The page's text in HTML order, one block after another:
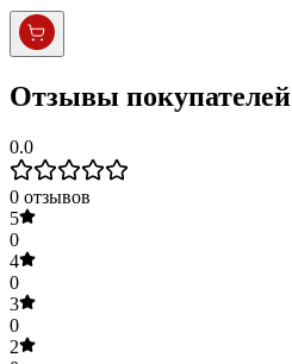
Отзывы покупателей
0.0
0 отзывов
5
0
4
0
3
0
2